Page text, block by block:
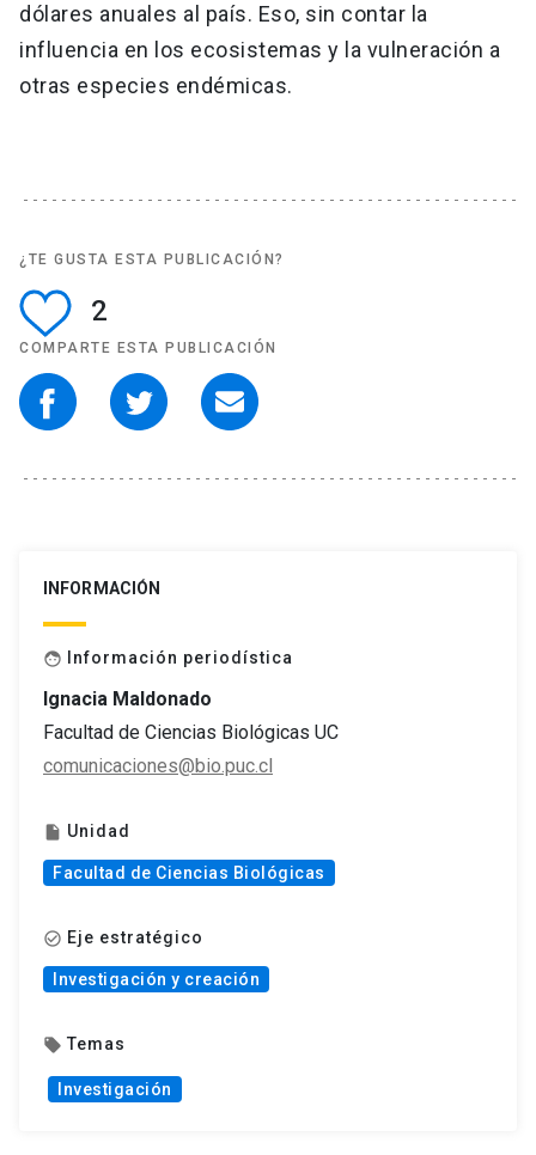
dólares anuales al país. Eso, sin contar la
influencia en los ecosistemas y la vulneración a
otras especies endémicas.
¿TE GUSTA ESTA PUBLICACIÓN?
2
COMPARTE ESTA PUBLICACIÓN
INFORMACIÓN
face Información periodística
Ignacia Maldonado
Facultad de Ciencias Biológicas UC
comunicaciones@bio.puc.cl
insert_drive_file Unidad
Facultad de Ciencias Biológicas
check_circle_outline Eje estratégico
Investigación y creación
local_offer Temas
Investigación